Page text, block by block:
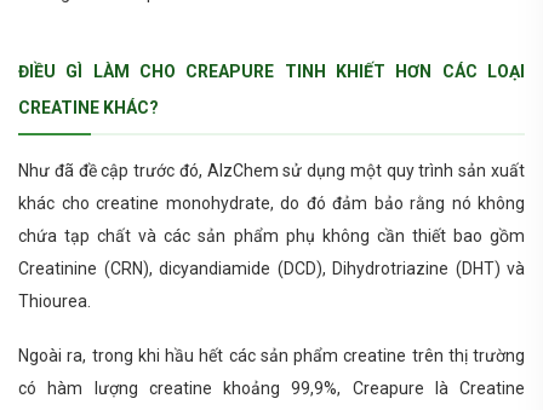
ĐIỀU GÌ LÀM CHO CREAPURE TINH KHIẾT HƠN CÁC LOẠI
CREATINE KHÁC?
Như đã đề cập trước đó, AlzChem sử dụng một quy trình sản xuất
khác cho creatine monohydrate, do đó đảm bảo rằng nó không
chứa tạp chất và các sản phẩm phụ không cần thiết bao gồm
Creatinine (CRN), dicyandiamide (DCD), Dihydrotriazine (DHT) và
Thiourea.
Ngoài ra, trong khi hầu hết các sản phẩm creatine trên thị trường
có hàm lượng creatine khoảng 99,9%, Creapure là Creatine